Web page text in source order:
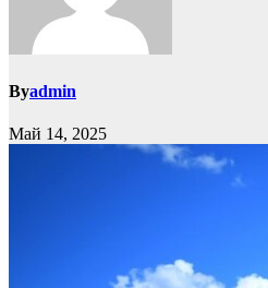
Byadmin
Май 14, 2025